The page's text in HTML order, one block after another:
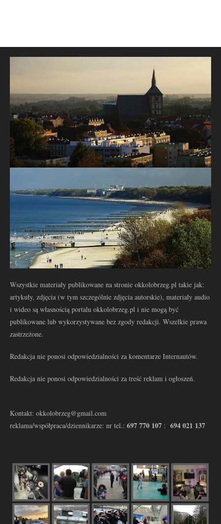
Wszystkie materiały publikowane na stronie okkolobrzeg.pl takie jak:
artykuły, zdjęcia (w tym szczególnie zdjęcia autorskie), materiały audio
i wideo są własnością portalu okkolobrzeg.pl i nie mogą być
publikowane lub wykorzystywane bez zgody redakcji. Wszelkie prawa
zastrzeżone.
Redakcja nie ponosi odpowiedzialności za komentarze Internautów.
Redakcja nie ponosi odpowiedzialności za treść reklam i ogłoszeń.
Kontakt: okkolobrzeg@gmail.com
reklama/współpraca/dziennikarze: nr tel.: 697 770 107 : 694 021 137